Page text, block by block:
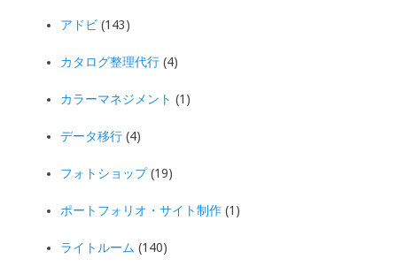
アドビ (143)
カタログ整理代行 (4)
カラーマネジメント (1)
データ移行 (4)
フォトショップ(19)
ポートフォリオ・サイト制作 (1)
ライトルーム (140)